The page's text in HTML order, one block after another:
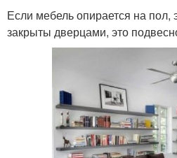
Если мебель опирается на пол,
закрыты дверцами, это